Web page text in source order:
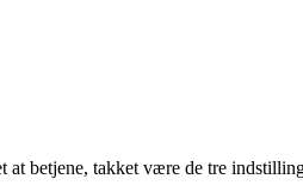
betjene, takket være de tre